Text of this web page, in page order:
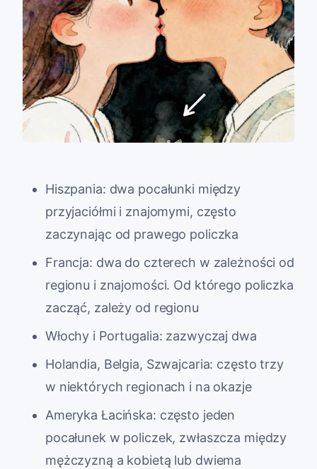
Hiszpania: dwa pocałunki między
przyjaciółmi i znajomymi, często
zaczynając od prawego policzka
Francja: dwa do czterech w zależności od
regionu i znajomości. Od którego policzka
zacząć, zależy od regionu
Włochy i Portugalia: zazwyczaj dwa
Holandia, Belgia, Szwajcaria: często trzy
w niektórych regionach i na okazje
Ameryka Łacińska: często jeden
pocałunek w policzek, zwłaszcza między
mężczyzną a kobietą lub dwiema